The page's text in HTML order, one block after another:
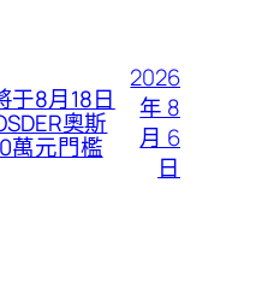
于8月18日
奧斯
萬元門檻
2026
年 8
月 6
日